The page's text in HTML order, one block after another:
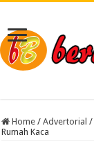
Home / Advertorial /
Rumah Kaca